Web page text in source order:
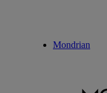
Mondrian